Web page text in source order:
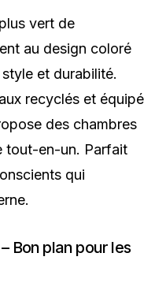
vert de
au design coloré
et durabilité.
recyclés et équipé
des chambres
tout-en-un. Parfait
qui
Bon plan pour les